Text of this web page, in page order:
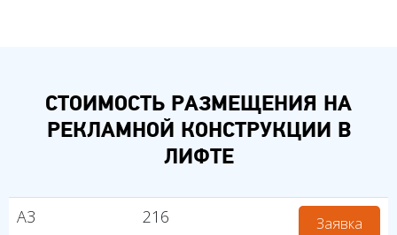
СТОИМОСТЬ РАЗМЕЩЕНИЯ НА
РЕКЛАМНОЙ КОНСТРУКЦИИ В
ЛИФТЕ
А3 216 Заявка